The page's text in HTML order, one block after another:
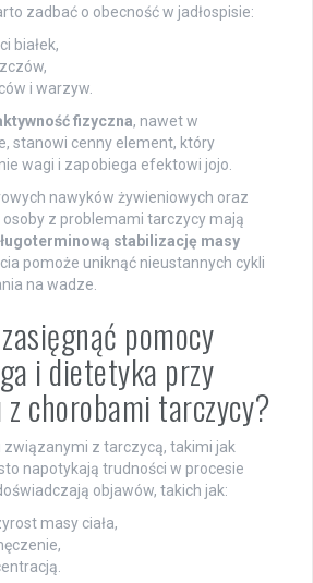
zadbać o obecność w jadłospisie:
białek,
i warzyw.
fizyczna, nawet w
stanowi cenny element, który
wagi i zapobiega efektowi jojo.
nawyków żywieniowych oraz
z problemami tarczycy mają
stabilizację masy
pomoże uniknąć nieustannych cykli
na wadze.
pomocy
i dietetyka przy
z chorobami tarczycy?
związanymi z tarczycą, takimi jak
napotykają trudności w procesie
objawów, takich jak:
masy ciała,